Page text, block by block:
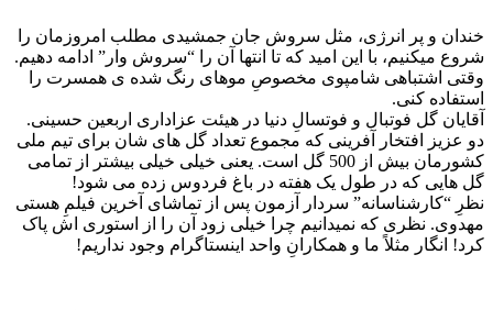
خندان و پر انرژی، مثل سروش جان جمشیدی مطلب امروزمان را
شروع میکنیم، با این امید که تا انتها آن را “سروش وار” ادامه دهیم.
وقتی اشتباهی شامپوی مخصوصِ موهای رنگ شده ی همسرت را
استفاده کنی.
آقایان گل فوتبال و فوتسالِ دنیا در هیئت عزاداری اربعین حسینی.
دو عزیز افتخار آفرینی که مجموع تعداد گل های شان برای تیم ملی
کشورمان بیش از 500 گل است. یعنی خیلی خیلی بیشتر از تمامی
گل هایی که در طول یک هفته در باغ فردوس زده می شود!
نظرِ “کارشناسانه” سردار آزمون پس از تماشای آخرین فیلمِ هستی
مهدوی. نظری که نمیدانیم چرا خیلی زود آن را از استوری اش پاک
کرد! انگار مثلاً ما و همکارانِ واحد اینستاگرام وجود نداریم!